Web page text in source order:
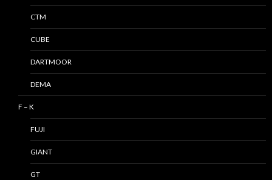
CTM
CUBE
DARTMOOR
DEMA
F – K
FUJI
GIANT
GT